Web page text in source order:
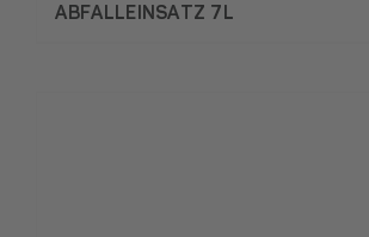
ABFALLEINSATZ 7L